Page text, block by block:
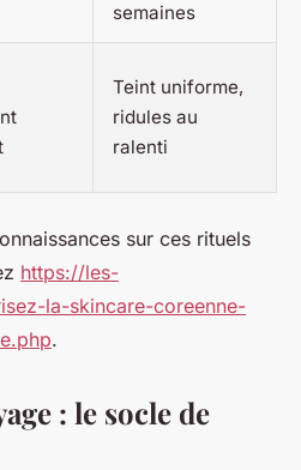
semaines
Teint uniforme,
ridules au
ralenti
sur ces rituels
https://les-
la-skincare-coreenne-
.
: le socle de